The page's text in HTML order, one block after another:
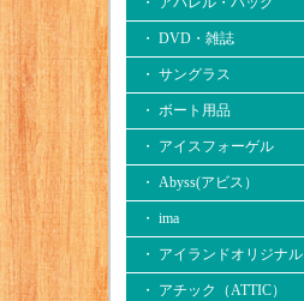
・ DVD・雑誌
・ サングラス
・ ボート用品
・ アイスフォーゲル
・ Abyss(アビス）
・ ima
・ アイランドオリジナル
・ アチック（ATTIC）